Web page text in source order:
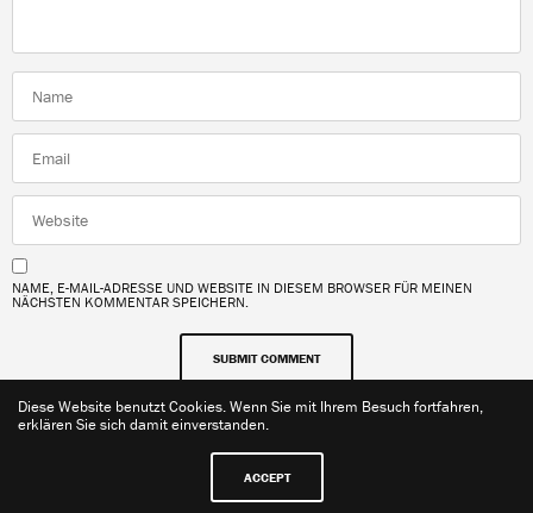
NAME, E-MAIL-ADRESSE UND WEBSITE IN DIESEM BROWSER FÜR MEINEN
NÄCHSTEN KOMMENTAR SPEICHERN.
Impressum Datenschutzerklärung
Diese Website benutzt Cookies. Wenn Sie mit Ihrem Besuch fortfahren,
erklären Sie sich damit einverstanden.
ACCEPT